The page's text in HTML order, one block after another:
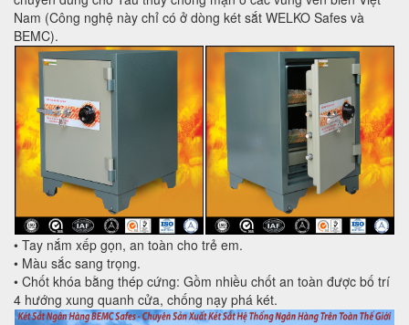
Nam (Công nghệ này chỉ có ở dòng két sắt WELKO Safes và
BEMC).
• Tay nắm xếp gọn, an toàn cho trẻ em.
• Màu sắc sang trọng.
• Chốt khóa bằng thép cứng: Gồm nhiều chốt an toàn được bố trí
4 hướng xung quanh cửa, chống nạy phá két.